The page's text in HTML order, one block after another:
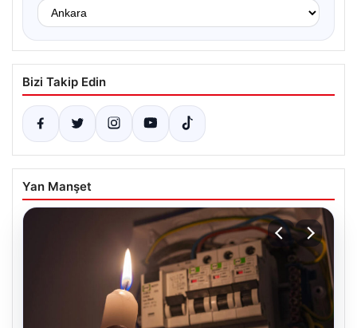
Bizi Takip Edin
Yan Manşet